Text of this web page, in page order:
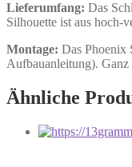
Lieferumfang: Das
Silhouette ist aus hoch-
Montage: Das Phoenix
Aufbauanleitung).
Ähnliche